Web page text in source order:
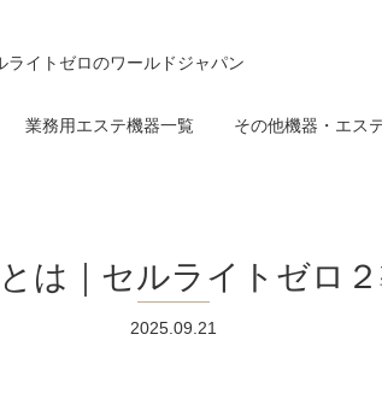
ライトゼロのワールドジャパン
業務用エステ機器一覧 その他機器・エス
は｜セルライトゼロ
2025.09.21